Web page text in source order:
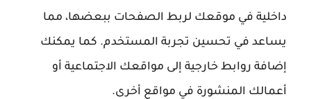
داخلية في موقعك لربط الصفحات ببعضها، مما
يساعد في تحسين تجربة المستخدم. كما يمكنك
إضافة روابط خارجية إلى مواقعك الاجتماعية أو
أعمالك المنشورة في مواقع أخرى.